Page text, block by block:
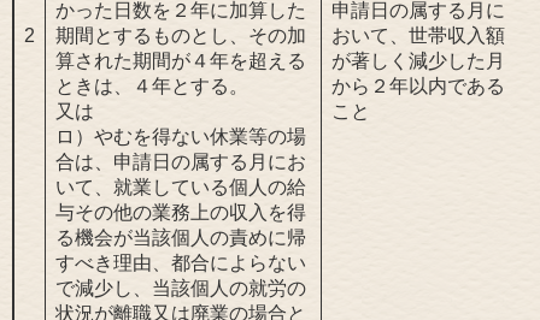
2
かった日数を２年に加算した
期間とするものとし、その加
算された期間が４年を超える
ときは、４年とする。
又は
ロ）やむを得ない休業等の場
合は、申請日の属する月にお
いて、就業している個人の給
与その他の業務上の収入を得
る機会が当該個人の責めに帰
すべき理由、都合によらない
で減少し、当該個人の就労の
状況が離職又は廃業の場合と
申請日の属する月に
おいて、世帯収入額
が著しく減少した月
から２年以内である
こと